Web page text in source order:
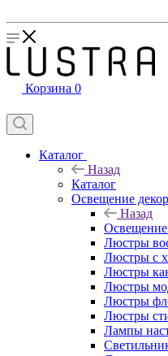
Корзина 0
Каталог
Назад
Каталог
Освещение
Назад
Освещение
Люстры
Люстры с
Люстры
Люстры
Люстры
Люстры
Лампы